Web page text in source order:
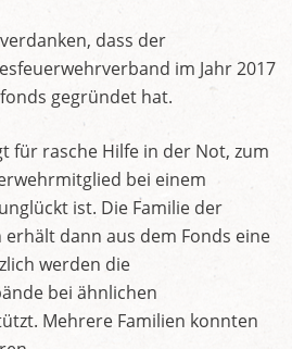
dass der
im Jahr 2017
gegründet hat.
für rasche Hilfe in der Not, zum
bei einem
ist. Die Familie der
dann aus dem Fonds eine
werden die
bei ähnlichen
Mehrere Familien konnten